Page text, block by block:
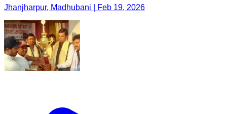
Jhanjharpur, Madhubani | Feb 19, 2026